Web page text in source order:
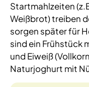
Startmahlzeiten
Weißbrot) treiben
sorgen später für
sind ein Frühstück
und Eiweiß
Naturjoghurt mit